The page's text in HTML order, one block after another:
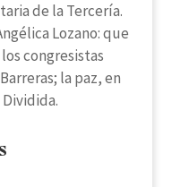
de la Tercería.
Lozano: que
congresistas
la paz, en